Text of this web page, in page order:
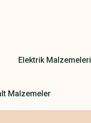
Elektrik Malzemeleri
Malzemeler